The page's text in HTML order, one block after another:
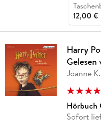
12,00 €
Harry
Gelesen
Joanne
Hörbuch
Sofort